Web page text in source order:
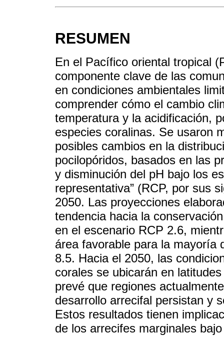
RESUMEN
En el Pacífico oriental tropical
componente clave de las
en condiciones ambientales
comprender cómo el cambio
temperatura y la acidificación,
especies coralinas. Se usaron
posibles cambios en la
pocilopóridos, basados en las
y disminución del pH bajo los
representativa” (RCP, por sus
2050. Las proyecciones
tendencia hacia la
en el escenario RCP 2.6,
área favorable para la mayoría
8.5. Hacia el 2050, las
corales se ubicarán en
prevé que regiones
desarrollo arrecifal persistan y
Estos resultados tienen
de los arrecifes marginales